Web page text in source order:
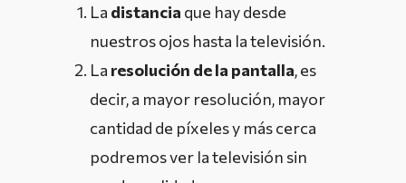
La distancia que hay desde
nuestros ojos hasta la televisión.
La resolución de la pantalla, es
decir, a mayor resolución, mayor
cantidad de píxeles y más cerca
podremos ver la televisión sin